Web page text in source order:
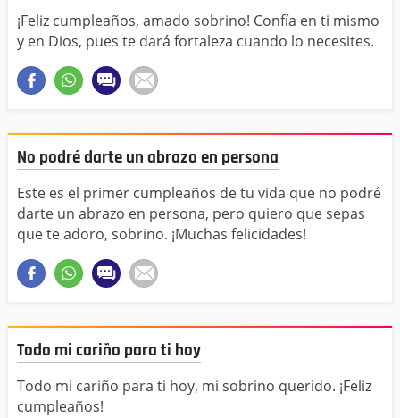
¡Feliz cumpleaños, amado sobrino! Confía en ti mismo
y en Dios, pues te dará fortaleza cuando lo necesites.
No podré darte un abrazo en persona
Este es el primer cumpleaños de tu vida que no podré
darte un abrazo en persona, pero quiero que sepas
que te adoro, sobrino. ¡Muchas felicidades!
Todo mi cariño para ti hoy
Todo mi cariño para ti hoy, mi sobrino querido. ¡Feliz
cumpleaños!